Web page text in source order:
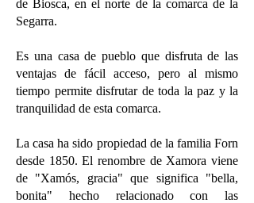
de Biosca, en el norte de la comarca de la
Segarra.
Es una casa de pueblo que disfruta de las
ventajas de fácil acceso, pero al mismo
tiempo permite disfrutar de toda la paz y la
tranquilidad de esta comarca.
La casa ha sido propiedad de la familia Forn
desde 1850. El renombre de Xamora viene
de "Xamós, gracia" que significa "bella,
bonita" hecho relacionado con las